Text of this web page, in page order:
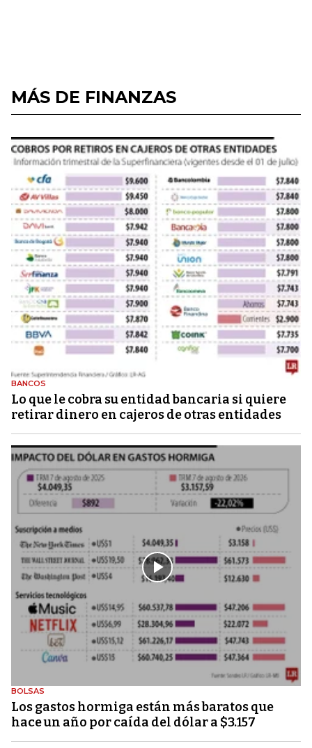
MÁS DE FINANZAS
BANCOS
Lo que le cobra su entidad bancaria si quiere
retirar dinero en cajeros de otras entidades
BOLSAS
Los gastos hormiga están más baratos que
hace un año por caída del dólar a $3.157